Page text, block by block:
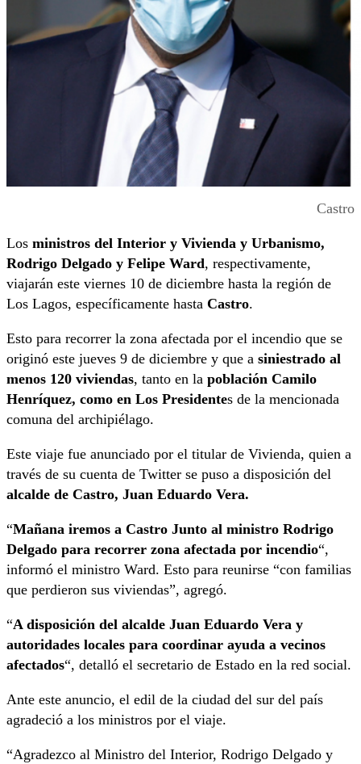
Castro
Los ministros del Interior y Vivienda y Urbanismo,
Rodrigo Delgado y Felipe Ward, respectivamente,
viajarán este viernes 10 de diciembre hasta la región de
Los Lagos, específicamente hasta Castro.
Esto para recorrer la zona afectada por el incendio que se
originó este jueves 9 de diciembre y que a siniestrado al
menos 120 viviendas, tanto en la población Camilo
Henríquez, como en Los Presidentes de la mencionada
comuna del archipiélago.
Este viaje fue anunciado por el titular de Vivienda, quien a
través de su cuenta de Twitter se puso a disposición del
alcalde de Castro, Juan Eduardo Vera.
“Mañana iremos a Castro Junto al ministro Rodrigo
Delgado para recorrer zona afectada por incendio“,
informó el ministro Ward. Esto para reunirse “con familias
que perdieron sus viviendas”, agregó.
“A disposición del alcalde Juan Eduardo Vera y
autoridades locales para coordinar ayuda a vecinos
afectados“, detalló el secretario de Estado en la red social.
Ante este anuncio, el edil de la ciudad del sur del país
agradeció a los ministros por el viaje.
“Agradezco al Ministro del Interior, Rodrigo Delgado y